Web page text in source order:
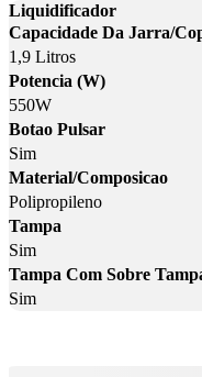
Liquidificador
Capacidade Da Jarra/
1,9 Litros
Potencia (W)
550W
Botao Pulsar
Sim
Material/Composicao
Polipropileno
Tampa
Sim
Tampa Com Sobre
Sim